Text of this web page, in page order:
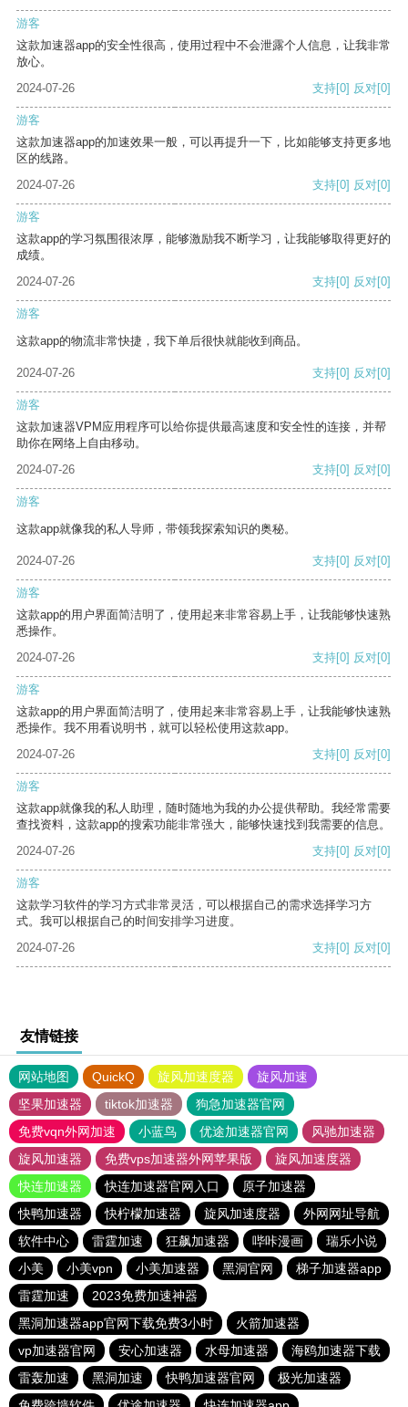
游客
这款加速器app的安全性很高，使用过程中不会泄露个人信息，让我非常
放心。
2024-07-26
支持[0] 反对[0]
游客
这款加速器app的加速效果一般，可以再提升一下，比如能够支持更多地
区的线路。
2024-07-26
支持[0] 反对[0]
游客
这款app的学习氛围很浓厚，能够激励我不断学习，让我能够取得更好的
成绩。
2024-07-26
支持[0] 反对[0]
游客
这款app的物流非常快捷，我下单后很快就能收到商品。
2024-07-26 支持[0] 反对[0]
游客
这款加速器VPM应用程序可以给你提供最高速度和安全性的连接，并帮
助你在网络上自由移动。
2024-07-26
支持[0] 反对[0]
游客
这款app就像我的私人导师，带领我探索知识的奥秘。
2024-07-26 支持[0] 反对[0]
游客
这款app的用户界面简洁明了，使用起来非常容易上手，让我能够快速熟
悉操作。
2024-07-26
支持[0] 反对[0]
游客
这款app的用户界面简洁明了，使用起来非常容易上手，让我能够快速熟
悉操作。我不用看说明书，就可以轻松使用这款app。
2024-07-26
支持[0] 反对[0]
游客
这款app就像我的私人助理，随时随地为我的办公提供帮助。我经常需要
查找资料，这款app的搜索功能非常强大，能够快速找到我需要的信息。
2024-07-26
支持[0] 反对[0]
游客
这款学习软件的学习方式非常灵活，可以根据自己的需求选择学习方
式。我可以根据自己的时间安排学习进度。
2024-07-26
支持[0] 反对[0]
友情链接
网站地图 QuickQ 旋风加速度器
旋风加速
坚果加速器
tiktok加速器
狗急加速器官网
免费vqn外网加速
小蓝鸟 优途加速器官网
风驰加速器
旋风加速器
免费vps加速器外网苹果版
旋风加速度器
快连加速器
快连加速器官网入口
原子加速器
快鸭加速器
快柠檬加速器 旋风加速度器
外网网址导航
软件中心
雷霆加速 狂飙加速器 哔咔漫画
瑞乐小说
小美
小美vpn 小美加速器 黑洞官网
梯子加速器app
雷霆加速
2023免费加速神器
黑洞加速器app官网下载免费3小时
火箭加速器
vp加速器官网
安心加速器 水母加速器
海鸥加速器下载
雷轰加速
黑洞加速 快鸭加速器官网
极光加速器